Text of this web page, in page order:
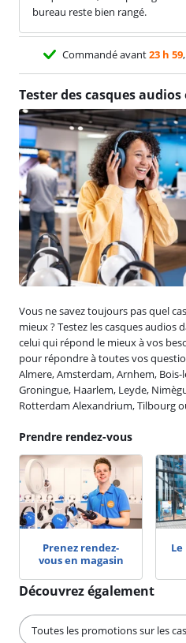
bureau reste bien rangé.
Commandé avant23 h 59
Tester des casques
Vous ne savez toujours pas quel
mieux ? Testez les casques
celui qui répond le mieux à vos
pour répondre à toutes vos
Almere, Amsterdam, Arnhem, Bois-
Groningue, Haarlem, Leyde,
Rotterdam Alexandrium, Tilbourg
Prendre rendez-vous
Prenez rendez-
vous en magasin
Découvrez également
Toutes les promotions sur les